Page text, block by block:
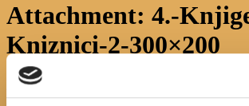
Attachment: 4.-
Kniznici-2-300×200
Početna
knjižniceAttachment: 4.-Knjige-u-Kniznici-2-